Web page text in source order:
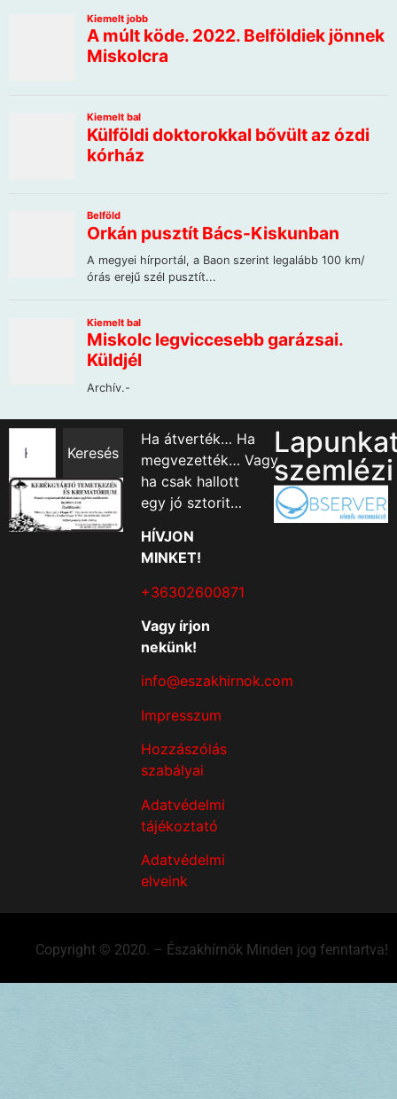
Keresés
Ha átverték… Ha
megvezették… Vagy
ha csak hallott
egy jó sztorit…
HÍVJON
MINKET!
+36302600871
Vagy írjon
nekünk!
info@eszakhirnok.com
Impresszum
Hozzászólás
szabályai
Adatvédelmi
tájékoztató
Adatvédelmi
elveink
szemlézi
Copyright © 2020. – Északhírnök Minden jog fenntartva!